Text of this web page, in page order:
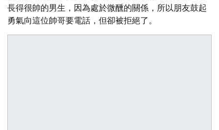
長得很帥的男生，因為處於微醺的關係，所以朋友鼓起
勇氣向這位帥哥要電話，但卻被拒絕了。